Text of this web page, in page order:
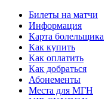
Билеты на матчи
Информация
Карта болельщика
Как купить
Как оплатить
Как добраться
Абонементы
Места для МГН